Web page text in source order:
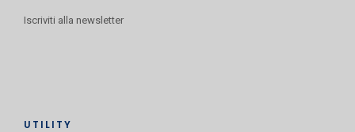
Iscriviti alla newsletter
UTILITY